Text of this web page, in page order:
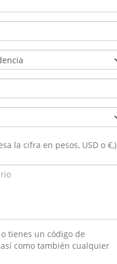
la cifra en pesos, USD o €,)
tienes un código de
como también cualquier